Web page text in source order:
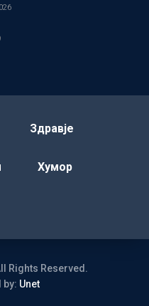
Здравје
Хумор
Rights Reserved.
by: Unet